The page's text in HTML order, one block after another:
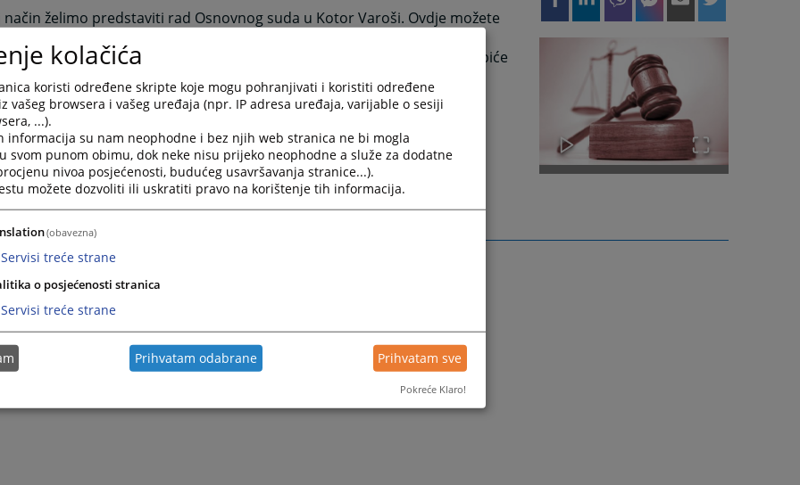
način želimo predstaviti rad Osnovnog suda u Kotor Varoši. Ovdje možete
koji Vas o sudu interesuju. Vaše sugestije i mišljenja su dobrodošle i biće
prilikom donošenja odluka o budućem radu suda. Nadamo se da ćete
sve potrebne informacije.
Osnovnog suda u Kotor Varoši
kolačića
koristi određene skripte koje mogu pohranjivati i koristiti određene
vašeg browsera i vašeg uređaja (npr. IP adresa uređaja, varijable o sesiji
...).
informacija su nam neophodne i bez njih web stranica ne bi mogla
svom punom obimu, dok neke nisu prijeko neophodne a služe za dodatne
nivoa posjećenosti, budućeg usavršavanja stranice...).
možete dozvoliti ili uskratiti pravo na korištenje tih informacija.
(obavezna)
Servisi treće strane
o posjećenosti stranica
Servisi treće strane
Prihvatam odabrane Prihvatam sve
Pokreće Klaro!